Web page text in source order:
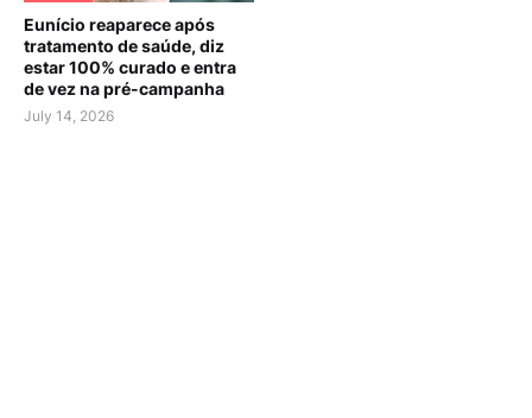
Eunício reaparece após
tratamento de saúde, diz
estar 100% curado e entra
de vez na pré-campanha
July 14, 2026